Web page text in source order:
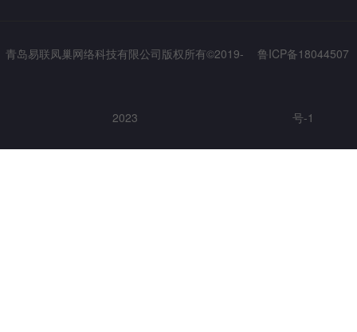
青岛易联凤巢网络科技有限公司版权所有©2019-
2023
鲁ICP备18044507
号-1